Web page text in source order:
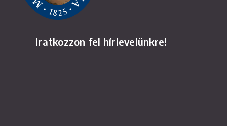
Iratkozzon fel hírlevelünkre!